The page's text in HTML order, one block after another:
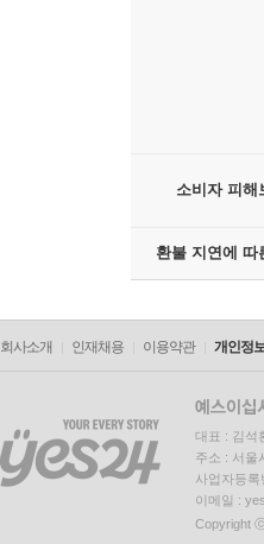
소비자 피해
환불 지연에 따
회사소개 인재채용 이용약관 개인정
대표 : 김석
주소 : 서울
사업자등
이메일 :
Copyright